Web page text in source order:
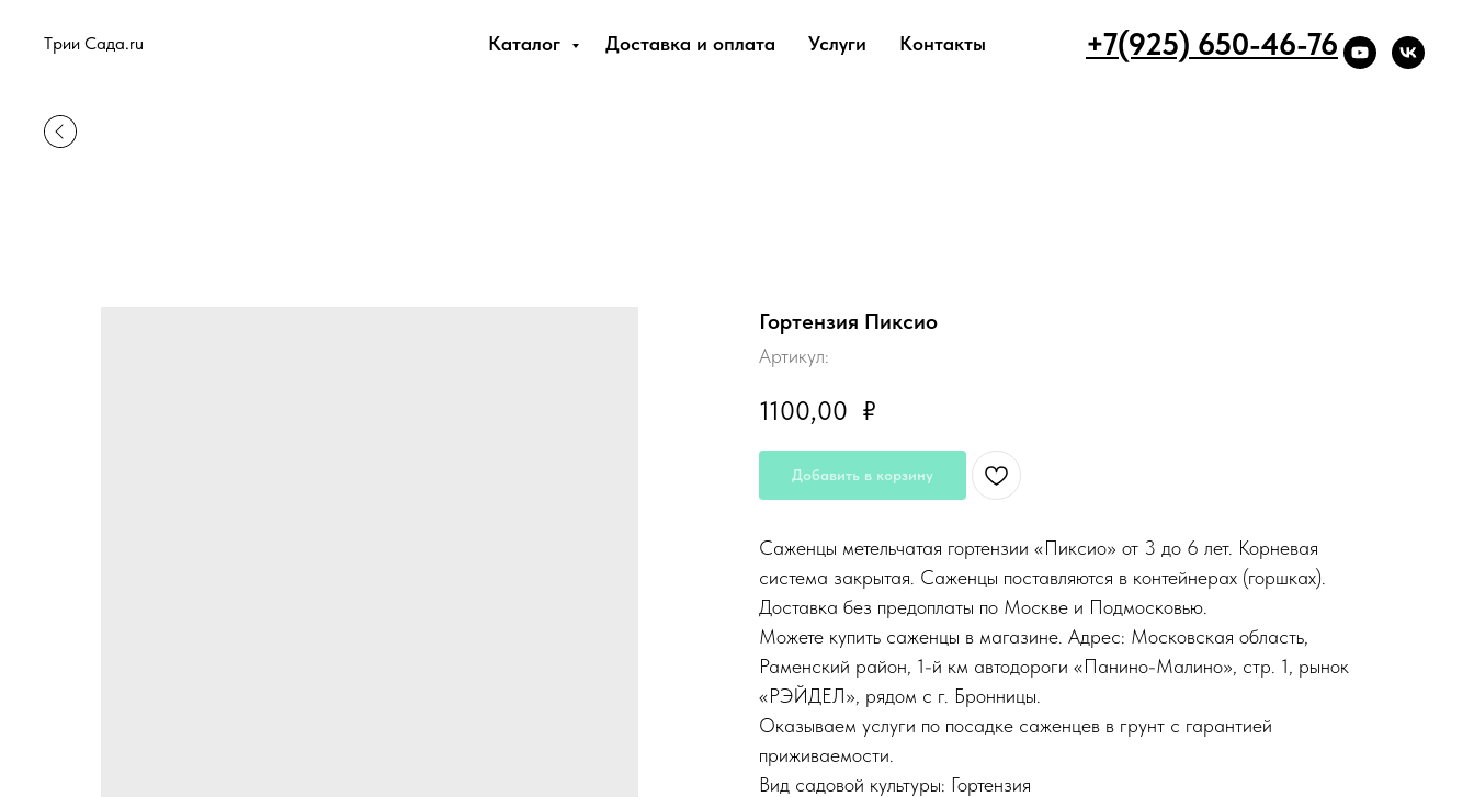
Tрии Сада.ru Каталог Доставка и оплата Услуги Контакты +7(925) 650-46-76
Гортензия Пиксио
Артикул:
1100,00 ₽
Добавить в корзину
Саженцы метельчатая гортензии «Пиксио» от 3 до 6 лет. Корневая
система закрытая. Саженцы поставляются в контейнерах (горшках).
Доставка без предоплаты по Москве и Подмосковью.
Можете купить саженцы в магазине. Адрес: Московская область,
Раменский район, 1-й км автодороги «Панино-Малино», стр. 1, рынок
«РЭЙДЕЛ», рядом с г. Бронницы.
Оказываем услуги по посадке саженцев в грунт с гарантией
приживаемости.
Вид садовой культуры: Гортензия